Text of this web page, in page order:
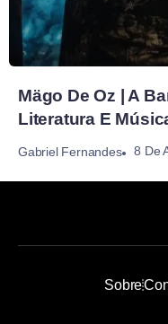
Mägo De Oz | A
Literatura E
Gabriel Fernandes 8 De
Sobre